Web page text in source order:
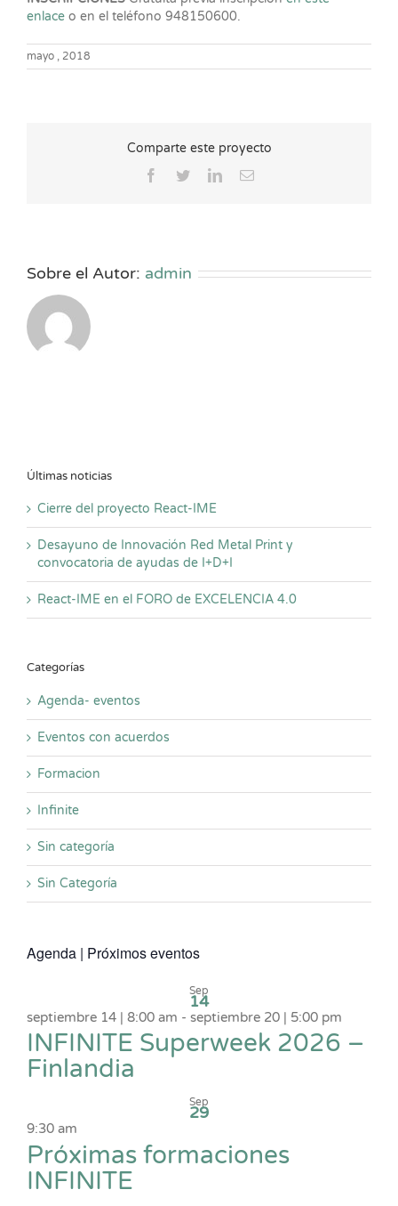
enlace o en el teléfono 948150600.
mayo , 2018
Comparte este proyecto
Facebook
TwitterLinkedInCorreo
Sobre el Autor: admin
Últimas noticias
Cierre del proyecto React-IME
Desayuno de Innovación Red Metal Print y
convocatoria de ayudas de I+D+I
React-IME en el FORO de EXCELENCIA 4.0
Categorías
Agenda- eventos
Eventos con acuerdos
Formacion
Infinite
Sin categoría
Sin Categoría
Agenda | Próximos eventos
Sep
14
septiembre 14 | 8:00 am - septiembre 20 | 5:00 pm
INFINITE Superweek 2026 –
Finlandia
Sep
29
9:30 am
Próximas formaciones
INFINITE